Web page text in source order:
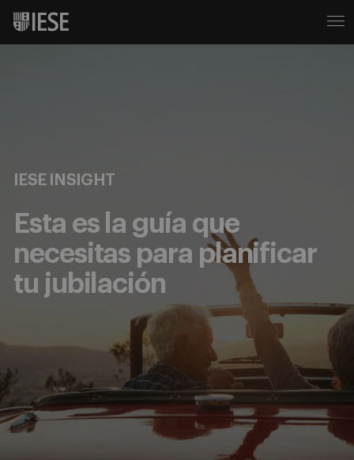
IESE INSIGHT
Esta es la guía que
necesitas para planificar
tu jubilación